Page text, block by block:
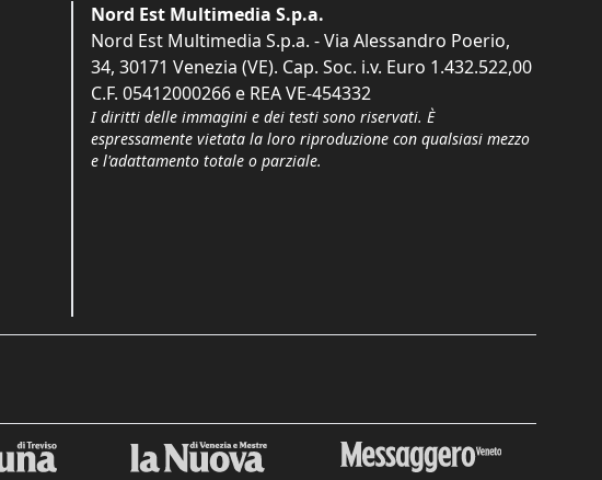
Nord Est Multimedia S.p.a.
Nord Est Multimedia S.p.a. - Via Alessandro Poerio,
34, 30171 Venezia (VE). Cap. Soc. i.v. Euro 1.432.522,00
C.F. 05412000266 e REA VE-454332
I diritti delle immagini e dei testi sono riservati. È
espressamente vietata la loro riproduzione con qualsiasi mezzo
e l'adattamento totale o parziale.